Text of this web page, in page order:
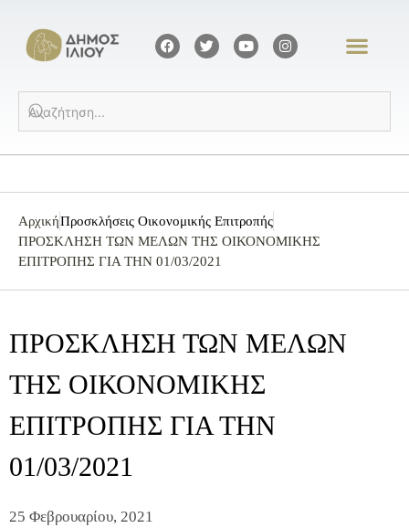
ΑρχικήΠροσκλήσεις Οικονομικής Επιτροπής
ΠΡΟΣΚΛΗΣΗ ΤΩΝ ΜΕΛΩΝ ΤΗΣ ΟΙΚΟΝΟΜΙΚΗΣ
ΕΠΙΤΡΟΠΗΣ ΓΙΑ ΤΗΝ 01/03/2021
ΠΡΟΣΚΛΗΣΗ ΤΩΝ ΜΕΛΩΝ
ΤΗΣ ΟΙΚΟΝΟΜΙΚΗΣ
ΕΠΙΤΡΟΠΗΣ ΓΙΑ ΤΗΝ
01/03/2021
25 Φεβρουαρίου, 2021